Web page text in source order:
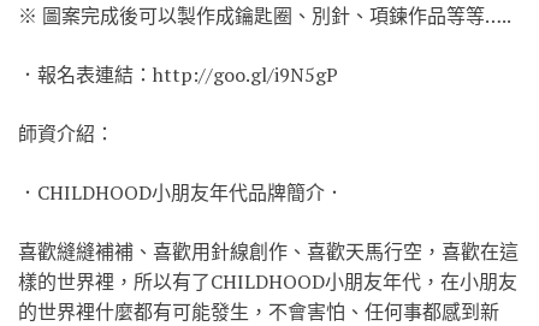
※ 圖案完成後可以製作成鑰匙圈、別針、項鍊作品等等…..
．報名表連結：http://goo.gl/i9N5gP
師資介紹：
．CHILDHOOD小朋友年代品牌簡介．
喜歡縫縫補補、喜歡用針線創作、喜歡天馬行空，喜歡在這
樣的世界裡，所以有了CHILDHOOD小朋友年代，在小朋友
的世界裡什麼都有可能發生，不會害怕、任何事都感到新